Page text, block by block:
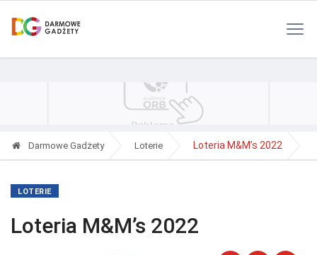
Darmowe Gadżety Loterie Loteria M&M’s 2022
LOTERIE
Loteria M&M’s 2022